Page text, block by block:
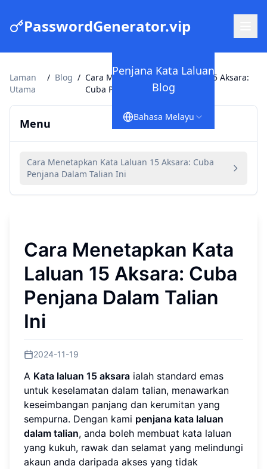
PasswordGenerator.vip
Penjana Kata Laluan
Blog
Bahasa Melayu
Laman
Utama
/ Blog / Cara Menetapkan Kata Laluan 15 Aksara:
Cuba Penjana Dalam Talian Ini
Menu
Cara Menetapkan Kata Laluan 15 Aksara: Cuba
Penjana Dalam Talian Ini
Cara Menetapkan Kata
Laluan 15 Aksara: Cuba
Penjana Dalam Talian
Ini
2024-11-19
A Kata laluan 15 aksara ialah standard emas
untuk keselamatan dalam talian, menawarkan
keseimbangan panjang dan kerumitan yang
sempurna. Dengan kami penjana kata laluan
dalam talian, anda boleh membuat kata laluan
yang kukuh, rawak dan selamat yang melindungi
akaun anda daripada akses yang tidak